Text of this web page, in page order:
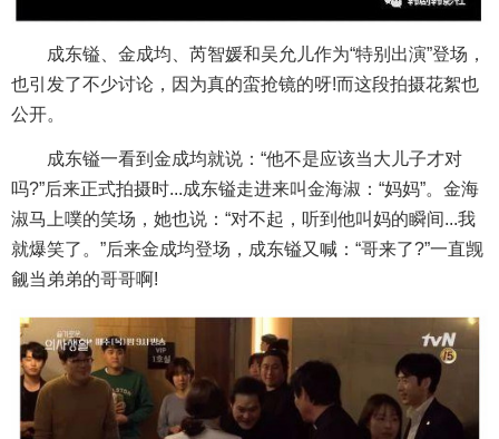
成东镒、金成均、芮智媛和吴允儿作为“特别出演”登场，
也引发了不少讨论，因为真的蛮抢镜的呀!而这段拍摄花絮也
公开。
成东镒一看到金成均就说：“他不是应该当大儿子才对
吗?”后来正式拍摄时...成东镒走进来叫金海淑：“妈妈”。金海
淑马上噗的笑场，她也说：“对不起，听到他叫妈的瞬间...我
就爆笑了。”后来金成均登场，成东镒又喊：“哥来了?”一直觊
觎当弟弟的哥哥啊!